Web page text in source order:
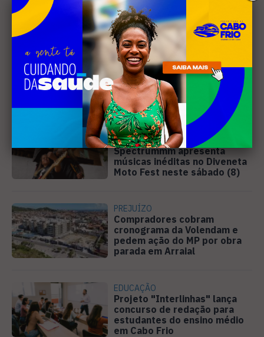
Leia Também
MÚSICA
Banda cabo-friense
Spectrummm apresenta
músicas inéditas no Diveneta
Moto Fest neste sábado (8)
PREJUÍZO
Compradores cobram
cronograma da Volendam e
pedem ação do MP por obra
parada em Arraial
EDUCAÇÃO
Projeto "Interlinhas" lança
concurso de redação para
estudantes do ensino médio
em Cabo Frio